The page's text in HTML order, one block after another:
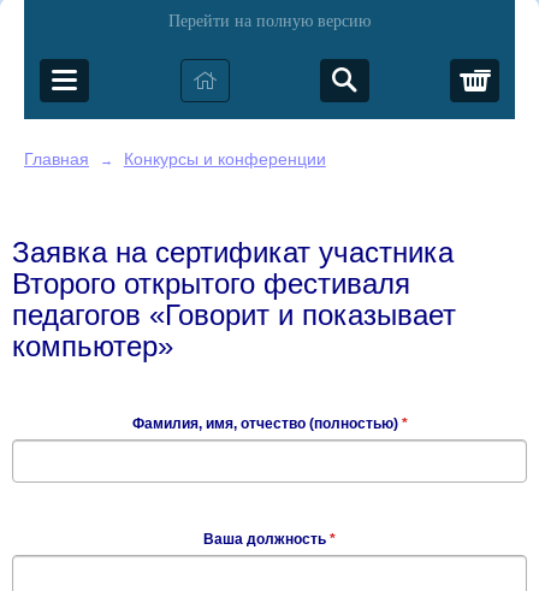
Перейти на полную версию
Главная → Конкурсы и конференции
Заявка на сертификат участника
Второго открытого фестиваля
педагогов «Говорит и показывает
компьютер»
Фамилия, имя, отчество (полностью) *
Ваша должность *